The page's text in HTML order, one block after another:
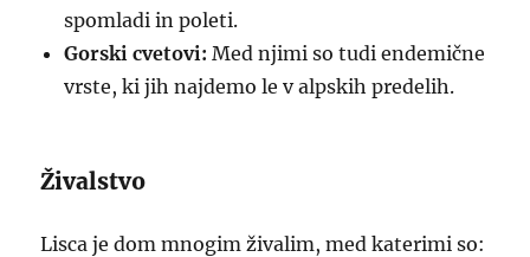
spomladi in poleti.
Gorski cvetovi: Med njimi so tudi endemične
vrste, ki jih najdemo le v alpskih predelih.
Živalstvo
Lisca je dom mnogim živalim, med katerimi so: